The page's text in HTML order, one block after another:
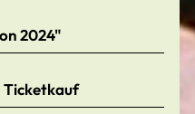
2024"
Ticketkauf